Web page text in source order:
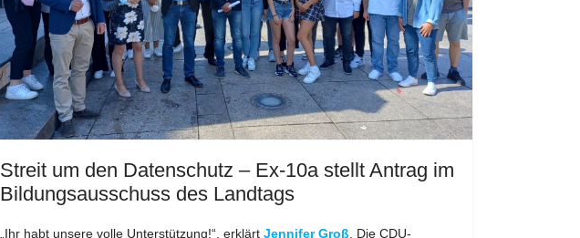
Streit um den Datenschutz – Ex-10a stellt Antrag im
Bildungsausschuss des Landtags
„Ihr habt unsere volle Unterstützung!“, erklärt Jennifer Groß . Die CDU-